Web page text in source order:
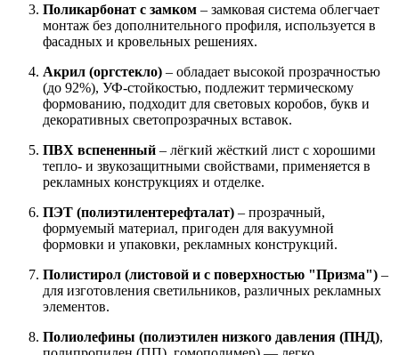
Поликарбонат с замком – замковая система облегчает
монтаж без дополнительного профиля, используется в
фасадных и кровельных решениях.
Акрил (оргстекло) – обладает высокой прозрачностью
(до 92%), УФ-стойкостью, подлежит термическому
формованию, подходит для световых коробов, букв и
декоративных светопрозрачных вставок.
ПВХ вспененный – лёгкий жёсткий лист с хорошими
тепло- и звукозащитными свойствами, применяется в
рекламных конструкциях и отделке.
ПЭТ (полиэтилентерефталат) – прозрачный,
формуемый материал, пригоден для вакуумной
формовки и упаковки, рекламных конструкций.
Полистирол (листовой и с поверхностью "Призма") –
для изготовления светильников, различных рекламных
элементов.
Полиолефины (полиэтилен низкого давления (ПНД),